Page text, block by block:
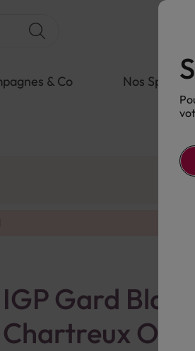
& Co Nos
IGP Gard Blanc
Chartreux